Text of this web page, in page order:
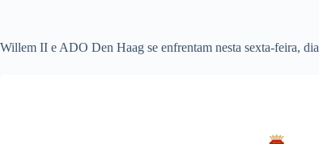
Willem II e ADO Den Haag se enfrentam nesta sexta-feira,